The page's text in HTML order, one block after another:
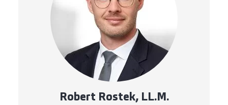
Robert Rostek, LL.M.